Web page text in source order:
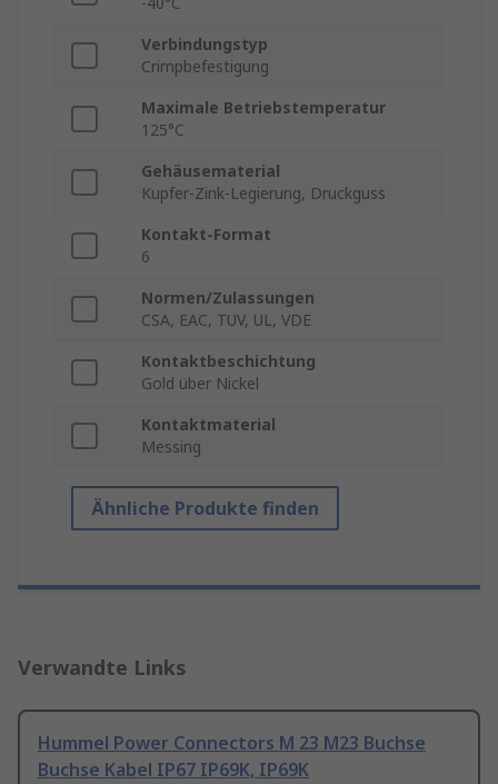
Verbindungstyp
Crimpbefestigung
Maximale Betriebstemperatur
125°C
Gehäusematerial
Kupfer-Zink-Legierung, Druckguss
Kontakt-Format
6
Normen/Zulassungen
CSA, EAC, TUV, UL, VDE
Kontaktbeschichtung
Gold über Nickel
Kontaktmaterial
Messing
Ähnliche Produkte finden
Verwandte Links
Hummel Power Connectors M 23 M23 Buchse
Buchse Kabel IP67 IP69K, IP69K